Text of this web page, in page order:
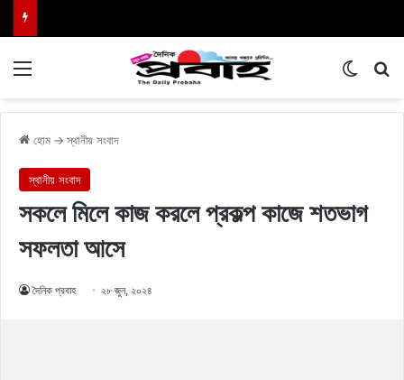
হোম → স্থানীয় সংবাদ
স্থানীয় সংবাদ
সকলে মিলে কাজ করলে প্রকল্প কাজে শতভাগ
সফলতা আসে
দৈনিক প্রবাহ ২৮ জুন, ২০২৪